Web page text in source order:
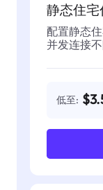
静态住宅
配置静态
并发连接不
低至: